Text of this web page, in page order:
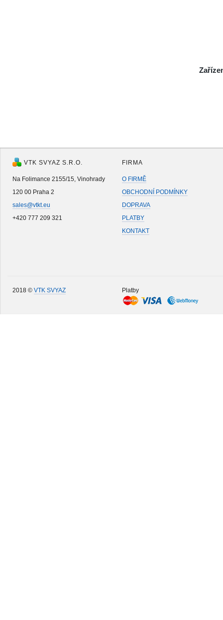
VTK SVYAZ S.R.O.
Na Folimance 2155/15, Vinohrady
120 00 Praha 2
sales@vtkt.eu
+420 777 209 321
FIRMA
O FIRMĚ
OBCHODNÍ PODMÍNKY
DOPRAVA
PLATBY
KONTAKT
2018 © VTK SVYAZ Platby